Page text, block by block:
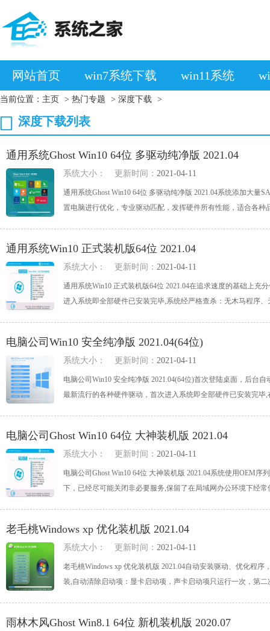
网站首页 win7系统下载 win11系统
当前位置： 主页 > 热门专题 > 深度下载 >
深度下载列表
通用系统Ghost Win10 64位 多驱动纯净版 2021.04
系统大小： 更新时间： 2021-04-11
通用系统Ghost Win10 64位 多驱动纯净版 2021.04系统添加大
置电脑进行优化，专业驱动匹配，发挥硬件所有性能，适合各种
通用系统Win10 正式装机版64位 2021.04
系统大小： 更新时间： 2021-04-11
通用系统Win10 正式装机版64位 2021.04在追求速度的基础上充
进入系统即全部硬件已安装完毕,系统经严格查杀：无木马程序、
电脑公司Win10 安全纯净版 2021.04(64位)
系统大小： 更新时间： 2021-04-11
电脑公司Win10 安全纯净版 2021.04(64位)首次登陆桌面，后台
最新流行的各种硬件驱动，首次进入系统即全部硬件已安装完毕,
电脑公司Ghost Win10 64位 大神装机版 2021.04
系统大小： 更新时间： 2021-04-11
电脑公司Ghost Win10 64位 大神装机版 2021.04系统使用OEM
下，已经尽可能关闭非必要服务,保留了在局域网办公环境下经常
老毛桃Windows xp 优化装机版 2021.04
系统大小： 更新时间： 2021-04-11
老毛桃Windows xp 优化装机版 2021.04自动安装驱动、优化程
装,自动清除启动项：显卡启动项，声卡启动项只运行一次，第二
雨林木风Ghost Win8.1 64位 新机装机版 2020.07